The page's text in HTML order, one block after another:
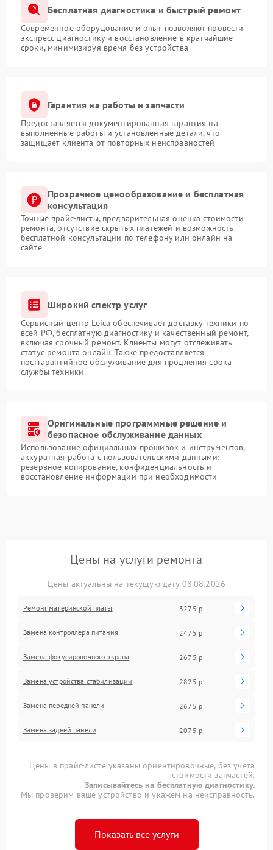
Бесплатная диагностика и быстрый ремонт
Современное оборудование и опыт позволяют провести
экспресс-диагностику и восстановление в кратчайшие
сроки, минимизируя время без устройства
Гарантия на работы и запчасти
Предоставляется документированная гарантия на
выполненные работы и установленные детали, что
защищает клиента от повторных неисправностей
Прозрачное ценообразование и бесплатная
консультация
Точные прайс-листы, предварительная оценка стоимости
ремонта, отсутствие скрытых платежей и возможность
бесплатной консультации по телефону или онлайн на
сайте
Широкий спектр услуг
Сервисный центр Leica обеспечивает доставку техники по
всей РФ, бесплатную диагностику и качественный ремонт,
включая срочный ремонт. Клиенты могут отслеживать
статус ремонта онлайн. Также предоставляется
постгарантийное обслуживание для продления срока
службы техники
Оригинальные программные решение и
безопасное обслуживание данных
Использование официальных прошивок и инструментов,
аккуратная работа с пользовательскими данными:
резервное копирование, конфиденциальность и
восстановление информации при необходимости
Цены на услуги ремонта
Цены актуальны на текущую дату 08.08.2026
Ремонт материнской платы 3275 р
Замена контроллера питания 2475 р
Замена фокусировочного экрана 2675 р
Замена устройства стабилизации 2825 р
Замена передней панели 2675 р
Замена задней панели 2075 р
Цены в прайс-листе указаны ориентировочные, без учета
стоимости запчастей.
Записывайтесь на бесплатную диагностику.
Мы проверим ваше устройство и укажем на неисправность.
Показать все услуги